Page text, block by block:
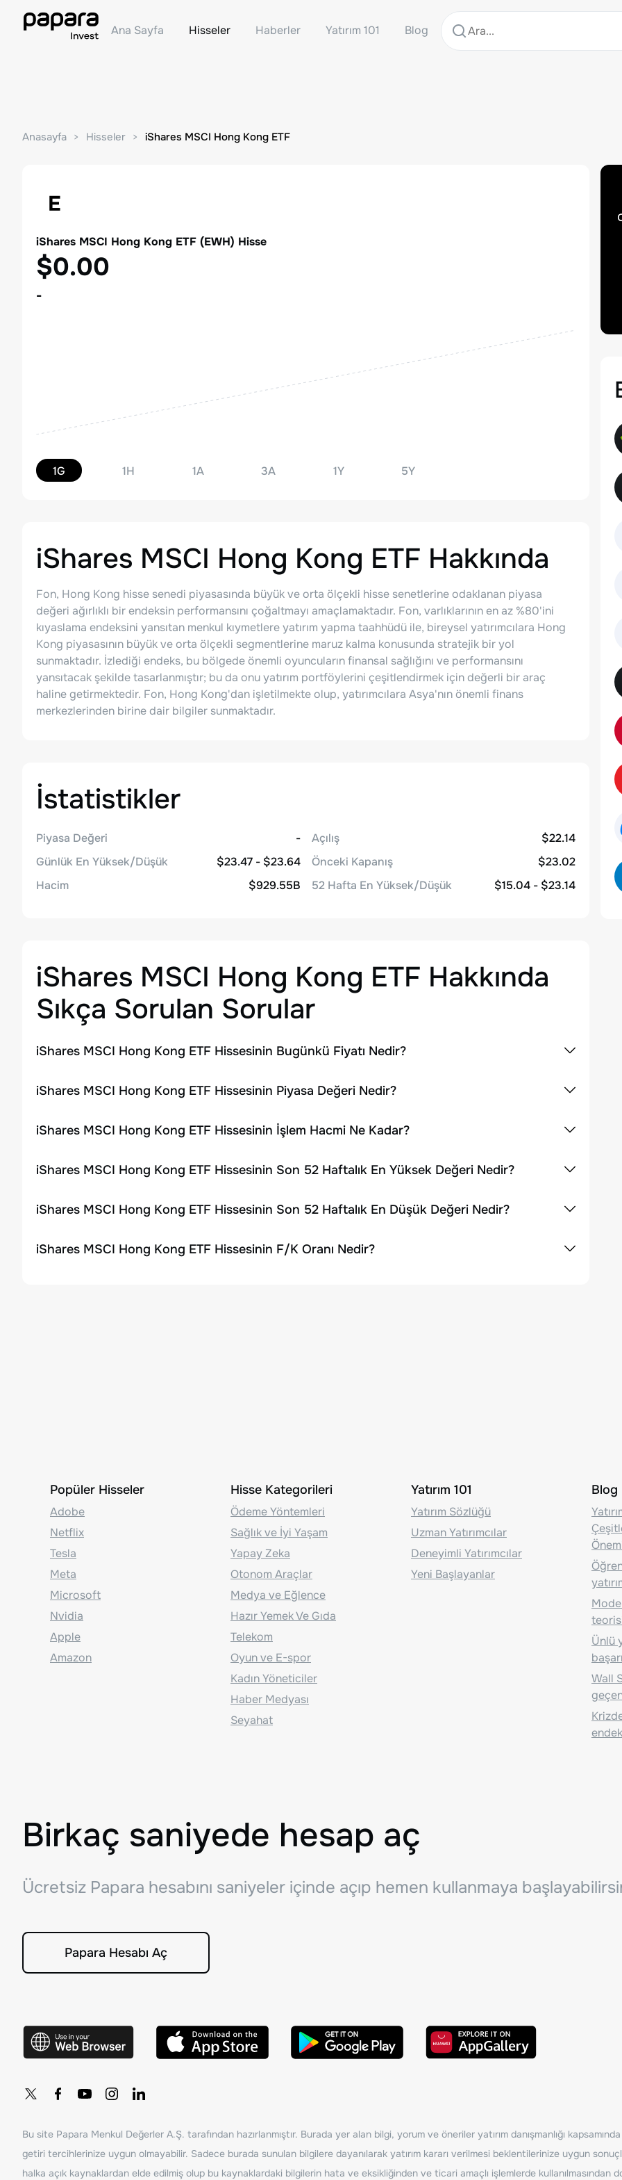
Ana Sayfa Hisseler Haberler Yatırım 101 Blog
Anasayfa Hisseler iShares MSCI Hong Kong ETF
E
iShares MSCI Hong Kong ETF (EWH) Hisse
$0.00
-
1G 1H 1A 3A 1Y 5Y
iShares MSCI Hong Kong ETF Hakkında
Fon, Hong Kong hisse senedi piyasasında büyük ve orta ölçekli hisse senetlerine odaklanan piyasa
değeri ağırlıklı bir endeksin performansını çoğaltmayı amaçlamaktadır. Fon, varlıklarının en az %80'ini
kıyaslama endeksini yansıtan menkul kıymetlere yatırım yapma taahhüdü ile, bireysel yatırımcılara Hong
Kong piyasasının büyük ve orta ölçekli segmentlerine maruz kalma konusunda stratejik bir yol
sunmaktadır. İzlediği endeks, bu bölgede önemli oyuncuların finansal sağlığını ve performansını
yansıtacak şekilde tasarlanmıştır; bu da onu yatırım portföylerini çeşitlendirmek için değerli bir araç
haline getirmektedir. Fon, Hong Kong'dan işletilmekte olup, yatırımcılara Asya'nın önemli finans
merkezlerinden birine dair bilgiler sunmaktadır.
İstatistikler
Piyasa Değeri
-
Günlük En Yüksek/Düşük
$23.47 - $23.64
Hacim
$929.55B
Açılış
$22.14
Önceki Kapanış
$23.02
52 Hafta En Yüksek/Düşük
$15.04 - $23.14
iShares MSCI Hong Kong ETF Hakkında
Sıkça Sorulan Sorular
iShares MSCI Hong Kong ETF Hissesinin Bugünkü Fiyatı Nedir?
iShares MSCI Hong Kong ETF Hissesinin Piyasa Değeri Nedir?
iShares MSCI Hong Kong ETF Hissesinin İşlem Hacmi Ne Kadar?
iShares MSCI Hong Kong ETF Hissesinin Son 52 Haftalık En Yüksek Değeri Nedir?
iShares MSCI Hong Kong ETF Hissesinin Son 52 Haftalık En Düşük Değeri Nedir?
iShares MSCI Hong Kong ETF Hissesinin F/K Oranı Nedir?
Popüler Hisseler
Adobe
Netflix
Tesla
Meta
Microsoft
Nvidia
Apple
Amazon
Hisse Kategorileri
Ödeme Yöntemleri
Sağlık ve İyi Yaşam
Yapay Zeka
Otonom Araçlar
Medya ve Eğlence
Hazır Yemek Ve Gıda
Telekom
Oyun ve E-spor
Kadın Yöneticiler
Haber Medyası
Seyahat
Yatırım 101
Yatırım Sözlüğü
Uzman Yatırımcılar
Deneyimli Yatırımcılar
Yeni Başlayanlar
Blog
Ünlü
Wall
Birkaç saniyede hesap aç
Ücretsiz Papara hesabını saniyeler içinde açıp hemen kullanmaya
Papara Hesabı Aç
Bu site Papara Menkul Değerler A.Ş. tarafından hazırlanmıştır. Burada yer alan bilgi, yorum ve öneriler yatırım danışmanlığı
getiri tercihlerinize uygun olmayabilir. Sadece burada sunulan bilgilere dayanılarak yatırım kararı verilmesi beklentilerinize uygun
halka açık kaynaklardan elde edilmiş olup bu kaynaklardaki bilgilerin hata ve eksikliğinden ve ticari amaçlı işlemlerde